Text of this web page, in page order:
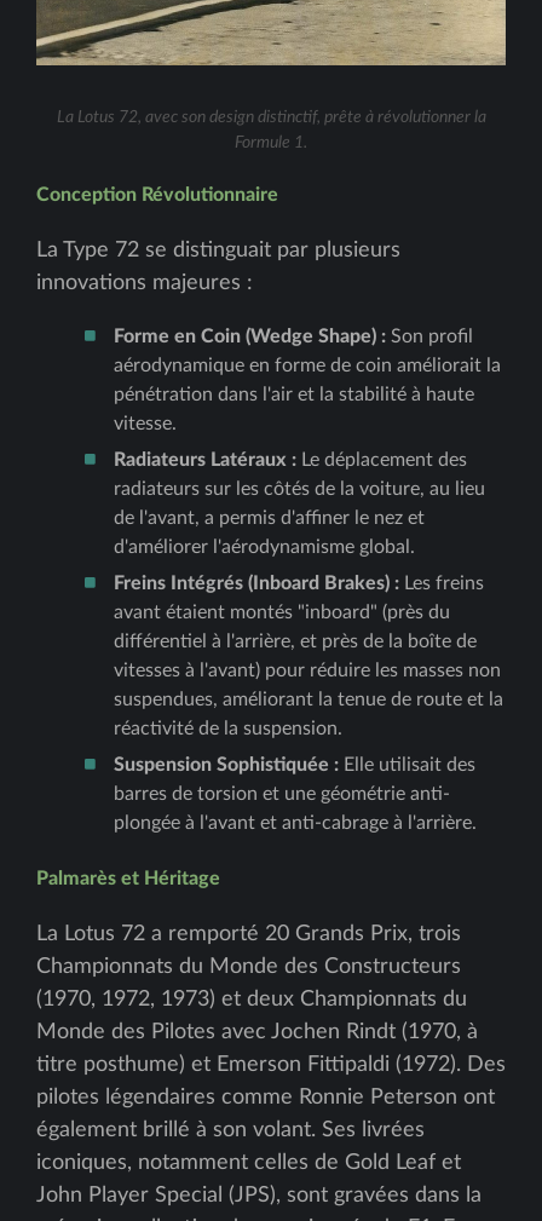
La Lotus 72, avec son design distinctif, prête à révolutionner la
Formule 1.
Conception Révolutionnaire
La Type 72 se distinguait par plusieurs
innovations majeures :
Forme en Coin (Wedge Shape) : Son profil
aérodynamique en forme de coin améliorait la
pénétration dans l'air et la stabilité à haute
vitesse.
Radiateurs Latéraux : Le déplacement des
radiateurs sur les côtés de la voiture, au lieu
de l'avant, a permis d'affiner le nez et
d'améliorer l'aérodynamisme global.
Freins Intégrés (Inboard Brakes) : Les freins
avant étaient montés "inboard" (près du
différentiel à l'arrière, et près de la boîte de
vitesses à l'avant) pour réduire les masses non
suspendues, améliorant la tenue de route et la
réactivité de la suspension.
Suspension Sophistiquée : Elle utilisait des
barres de torsion et une géométrie anti-
plongée à l'avant et anti-cabrage à l'arrière.
Palmarès et Héritage
La Lotus 72 a remporté 20 Grands Prix, trois
Championnats du Monde des Constructeurs
(1970, 1972, 1973) et deux Championnats du
Monde des Pilotes avec Jochen Rindt (1970, à
titre posthume) et Emerson Fittipaldi (1972). Des
pilotes légendaires comme Ronnie Peterson ont
également brillé à son volant. Ses livrées
iconiques, notamment celles de Gold Leaf et
John Player Special (JPS), sont gravées dans la